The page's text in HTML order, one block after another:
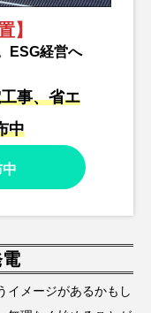
】
ESG経営へ
事、省エ
中
イメージがあるかもし